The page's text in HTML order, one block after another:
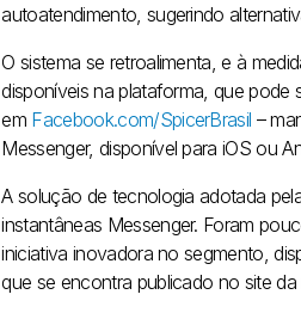
autoatendimento, sugerindo
O sistema se retroalimenta, e à
disponíveis na plataforma, que pode
em Facebook.com/SpicerBrasil –
Messenger, disponível para iOS ou
A solução de tecnologia adotada
instantâneas Messenger. Foram
iniciativa inovadora no segmento,
que se encontra publicado no site